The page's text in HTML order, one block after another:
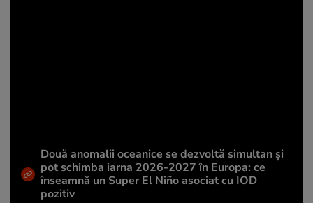
Două anomalii oceanice se dezvoltă simultan și
pot schimba iarna 2026-2027 în Europa: ce
înseamnă un Super El Niño asociat cu IOD
pozitiv